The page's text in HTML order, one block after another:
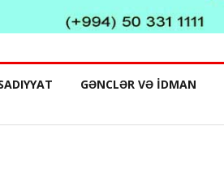
GƏNCLƏR VƏ İDMAN